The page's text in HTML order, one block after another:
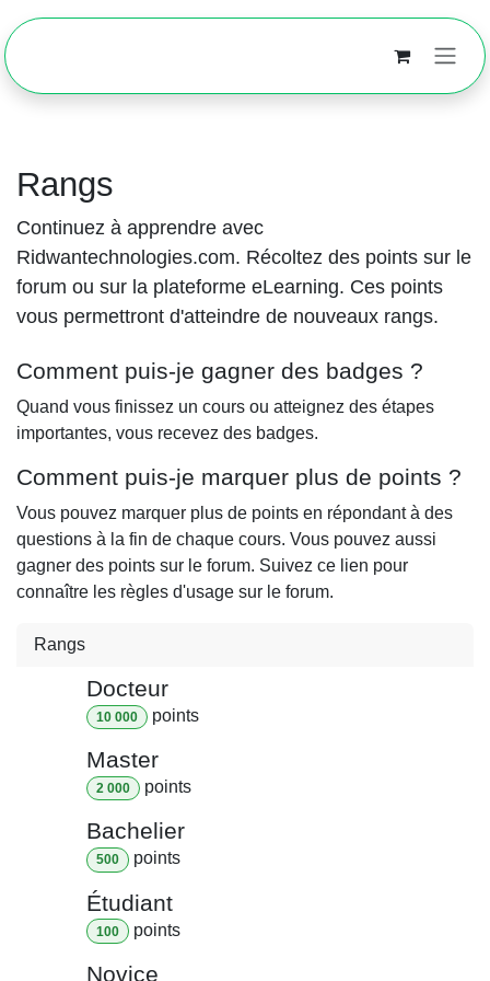
Rangs
Continuez à apprendre avec
Ridwantechnologies.com. Récoltez des points sur le
forum ou sur la plateforme eLearning. Ces points
vous permettront d'atteindre de nouveaux rangs.
Comment puis-je gagner des badges ?
Quand vous finissez un cours ou atteignez des étapes
importantes, vous recevez des badges.
Comment puis-je marquer plus de points ?
Vous pouvez marquer plus de points en répondant à des
questions à la fin de chaque cours. Vous pouvez aussi
gagner des points sur le forum. Suivez ce lien pour
connaître les règles d'usage sur le forum.
Rangs
Docteur
10 000 points
Master
2 000 points
Bachelier
500 points
Étudiant
100 points
Novice